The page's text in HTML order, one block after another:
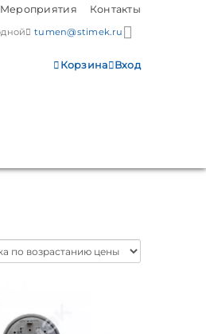
Мероприятия Контакты
tumen@stimek.ru
Корзина Вход